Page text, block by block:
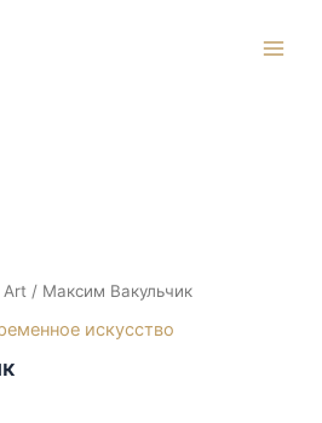
Art / Максим Вакульчик
искусство